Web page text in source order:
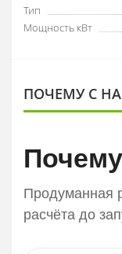
Тип
Мощность кВт
ПОЧЕМУ С
Продуманная
расчёта до